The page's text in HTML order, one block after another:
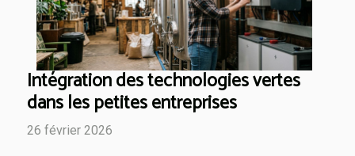
Intégration des technologies vertes
dans les petites entreprises
26 février 2026